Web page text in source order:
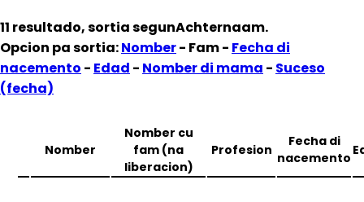
11 resultado, sortia segunAchternaam.
Opcion pa sortia:Nomber- Fam - Fecha di
nacemento - Edad - Nomber di mama - Suceso
(fecha)
Nomber
Nomber cu
fam (na
liberacion)
Profesion
Fecha di
nacemento